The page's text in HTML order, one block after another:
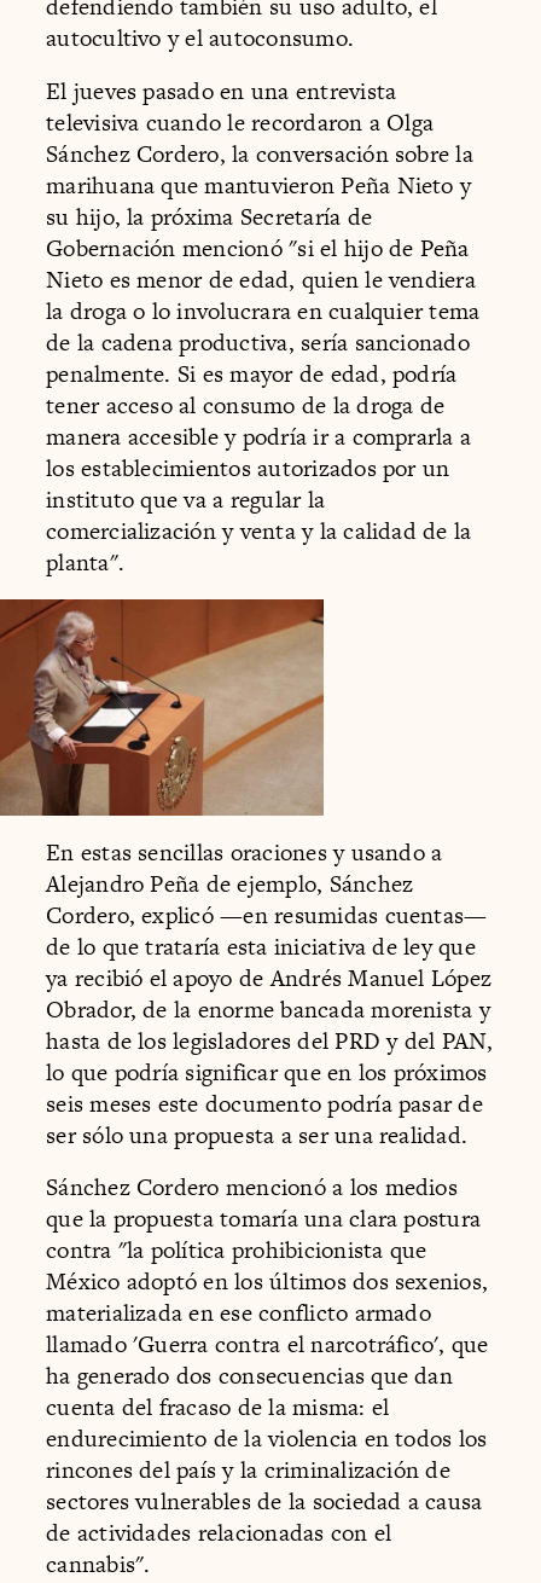
defendiendo también su uso adulto, el
autocultivo y el autoconsumo.
El jueves pasado en una entrevista
televisiva cuando le recordaron a Olga
Sánchez Cordero, la conversación sobre la
marihuana que mantuvieron Peña Nieto y
su hijo, la próxima Secretaría de
Gobernación mencionó "si el hijo de Peña
Nieto es menor de edad, quien le vendiera
la droga o lo involucrara en cualquier tema
de la cadena productiva, sería sancionado
penalmente. Si es mayor de edad, podría
tener acceso al consumo de la droga de
manera accesible y podría ir a comprarla a
los establecimientos autorizados por un
instituto que va a regular la
comercialización y venta y la calidad de la
planta".
En estas sencillas oraciones y usando a
Alejandro Peña de ejemplo, Sánchez
Cordero, explicó —en resumidas cuentas—
de lo que trataría esta iniciativa de ley que
ya recibió el apoyo de Andrés Manuel López
Obrador, de la enorme bancada morenista y
hasta de los legisladores del PRD y del PAN,
lo que podría significar que en los próximos
seis meses este documento podría pasar de
ser sólo una propuesta a ser una realidad.
Sánchez Cordero mencionó a los medios
que la propuesta tomaría una clara postura
contra "la política prohibicionista que
México adoptó en los últimos dos sexenios,
materializada en ese conflicto armado
llamado 'Guerra contra el narcotráfico', que
ha generado dos consecuencias que dan
cuenta del fracaso de la misma: el
endurecimiento de la violencia en todos los
rincones del país y la criminalización de
sectores vulnerables de la sociedad a causa
de actividades relacionadas con el
cannabis".